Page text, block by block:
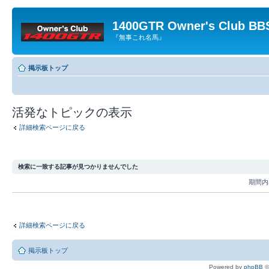
1400GTR Owner's Club
『無事これ名馬』
掲示板トップ
活発なトピックの表示
詳細検索ページに戻る
検索に一致する記事が見つかりませんでした
期間
詳細検索ページに戻る
掲示板トップ
Powered by phpBB